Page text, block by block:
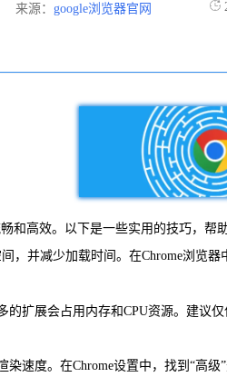
来源： google浏览器官网
和高效。以下是一些实用的技巧，帮
，并减少加载时间。在Chrome浏
扩展会占用内存和CPU资源。建议
速度。在Chrome设置中，找到“高级